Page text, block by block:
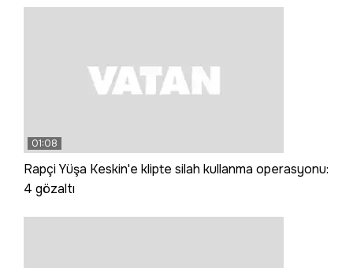
01:08
Rapçi Yüşa Keskin'e klipte silah kullanma operasyonu:
4 gözaltı